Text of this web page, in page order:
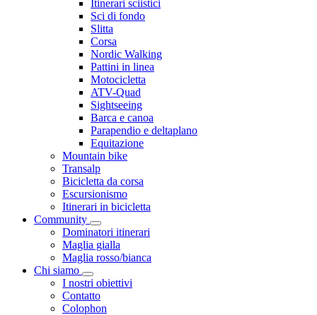
Itinerari sciistici
Sci di fondo
Slitta
Corsa
Nordic Walking
Pattini in linea
Motocicletta
ATV-Quad
Sightseeing
Barca e canoa
Parapendio e deltaplano
Equitazione
Mountain bike
Transalp
Bicicletta da corsa
Escursionismo
Itinerari in bicicletta
Community
Dominatori itinerari
Maglia gialla
Maglia rosso/bianca
Chi siamo
I nostri obiettivi
Contatto
Colophon